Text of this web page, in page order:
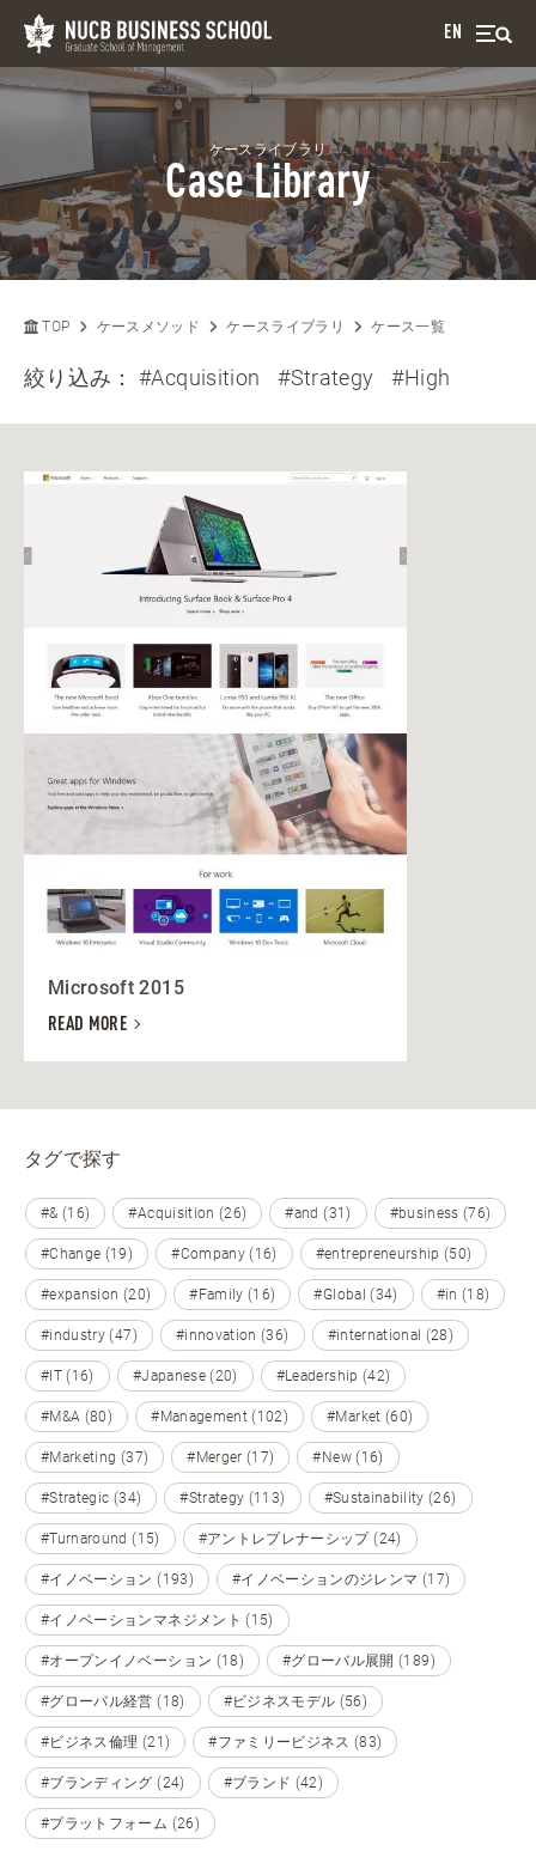
EN
ケースライブラリ
Case Library
TOP ケースメソッド ケースライブラリ ケース一覧
絞り込み：#Acquisition #Strategy #High
Microsoft 2015
READ MORE
タグで探す
#& (16) #Acquisition (26) #and (31) #business (76)
#Change (19) #Company (16) #entrepreneurship (50)
#expansion (20) #Family (16) #Global (34) #in (18)
#industry (47) #innovation (36) #international (28)
#IT (16) #Japanese (20) #Leadership (42)
#M&A (80) #Management (102) #Market (60)
#Marketing (37) #Merger (17) #New (16)
#Strategic (34) #Strategy (113) #Sustainability (26)
#Turnaround (15) #アントレプレナーシップ (24)
#イノベーション (193) #イノベーションのジレンマ (17)
#イノベーションマネジメント (15)
#オープンイノベーション (18) #グローバル展開 (189)
#グローバル経営 (18) #ビジネスモデル (56)
#ビジネス倫理 (21) #ファミリービジネス (83)
#ブランディング (24) #ブランド (42)
#プラットフォーム (26)